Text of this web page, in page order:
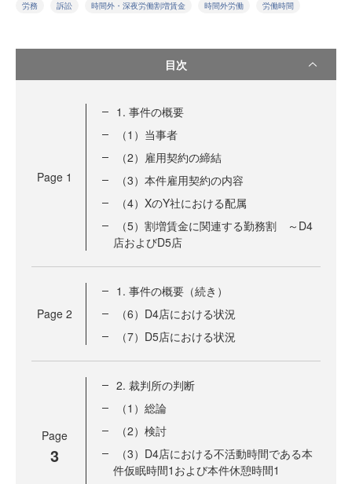
労務 訴訟 時間外・深夜労働割増賃金 時間外労働 労働時間
目次
Page 1
1. 事件の概要
（1）当事者
（2）雇用契約の締結
（3）本件雇用契約の内容
（4）XのY社における配属
（5）割増賃金に関連する勤務割 ～D4
店およびD5店
Page 2
1. 事件の概要（続き）
（6）D4店における状況
（7）D5店における状況
Page
3
2. 裁判所の判断
（1）総論
（2）検討
（3）D4店における不活動時間である本
件仮眠時間1および本件休憩時間1